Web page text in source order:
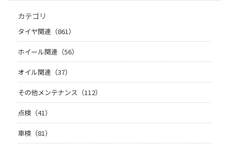
カテゴリ
タイヤ関連（861）
ホイール関連（56）
オイル関連（37）
その他メンテナンス（112）
点検（41）
車検（81）